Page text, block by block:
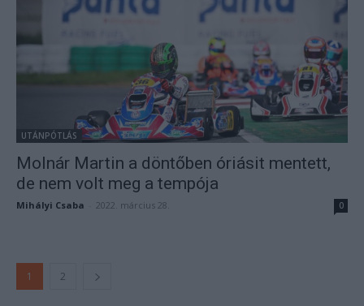
UTÁNPÓTLÁS
Molnár Martin a döntőben óriásit mentett,
de nem volt meg a tempója
Mihályi Csaba 2022. március 28. 0
1 2